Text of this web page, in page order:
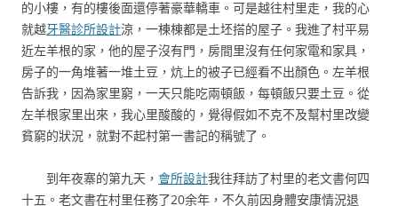
的小樓，有的樓後面還停著豪華轎車。可是越往村里走，我的心
就越牙醫診所設計涼，一棟棟都是土坯搭的屋子。我進了村平易
近左羊根的家，他的屋子沒有門，房間里沒有任何家電和家具，
房子的一角堆著一堆土豆，炕上的被子已經看不出顏色。左羊根
告訴我，因為家里窮，一天只能吃兩頓飯，每頓飯只要土豆。從
左羊根家里出來，我心里酸酸的，覺得假如不克不及幫村里改變
貧窮的狀況，就對不起村第一書記的稱號了。
到年夜寨的第九天， 會所設計我往拜訪了村里的老文書何四
十五。老文書在村里任務了20余年，不久前因身體安康情況退